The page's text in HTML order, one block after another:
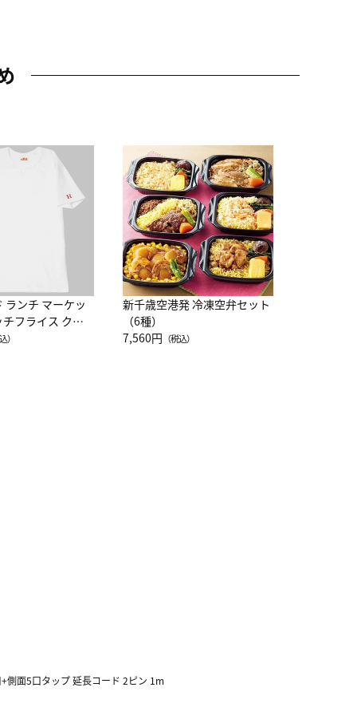
ランチ マーケッ
フライス クル
半袖Ｔシャツ
）
新千歳空港発 冷凍空弁セット
（6種）
7,560円 （税込）
側面5口タップ 延長コード 2ピン 1m